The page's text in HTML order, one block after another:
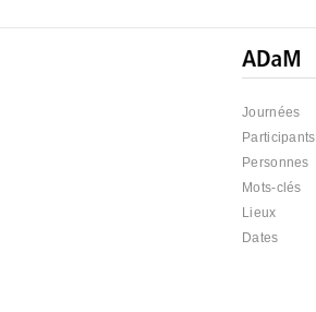
Journées
Participants
Personnes
Mots-clés
Lieux
Dates